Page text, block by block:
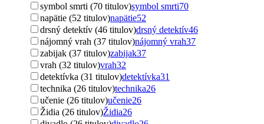
symbol smrti (70 titulov)symbol smrti70
napätie (52 titulov)napätie52
drsný detektív (46 titulov)drsný detektív46
nájomný vrah (37 titulov)nájomný vrah37
zabijak (37 titulov)zabijak37
vrah (32 titulov)vrah32
detektívka (31 titulov)detektívka31
technika (26 titulov)technika26
učenie (26 titulov)učenie26
Židia (26 titulov)Židia26